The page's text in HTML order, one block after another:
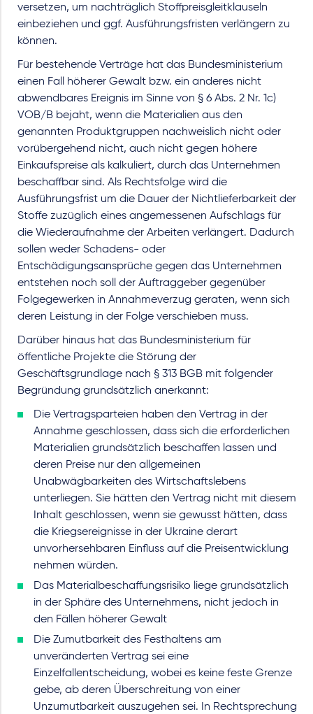
versetzen, um nachträglich Stoffpreisgleitklauseln
einbeziehen und ggf. Ausführungsfristen verlängern zu
können.
Für bestehende Verträge hat das Bundesministerium
einen Fall höherer Gewalt bzw. ein anderes nicht
abwendbares Ereignis im Sinne von § 6 Abs. 2 Nr. 1c)
VOB/B bejaht, wenn die Materialien aus den
genannten Produktgruppen nachweislich nicht oder
vorübergehend nicht, auch nicht gegen höhere
Einkaufspreise als kalkuliert, durch das Unternehmen
beschaffbar sind. Als Rechtsfolge wird die
Ausführungsfrist um die Dauer der Nichtlieferbarkeit der
Stoffe zuzüglich eines angemessenen Aufschlags für
die Wiederaufnahme der Arbeiten verlängert. Dadurch
sollen weder Schadens- oder
Entschädigungsansprüche gegen das Unternehmen
entstehen noch soll der Auftraggeber gegenüber
Folgegewerken in Annahmeverzug geraten, wenn sich
deren Leistung in der Folge verschieben muss.
Darüber hinaus hat das Bundesministerium für
öffentliche Projekte die Störung der
Geschäftsgrundlage nach § 313 BGB mit folgender
Begründung grundsätzlich anerkannt:
Die Vertragsparteien haben den Vertrag in der
Annahme geschlossen, dass sich die erforderlichen
Materialien grundsätzlich beschaffen lassen und
deren Preise nur den allgemeinen
Unabwägbarkeiten des Wirtschaftslebens
unterliegen. Sie hätten den Vertrag nicht mit diesem
Inhalt geschlossen, wenn sie gewusst hätten, dass
die Kriegsereignisse in der Ukraine derart
unvorhersehbaren Einfluss auf die Preisentwicklung
nehmen würden.
Das Materialbeschaffungsrisiko liege grundsätzlich
in der Sphäre des Unternehmens, nicht jedoch in
den Fällen höherer Gewalt
Die Zumutbarkeit des Festhaltens am
unveränderten Vertrag sei eine
Einzelfallentscheidung, wobei es keine feste Grenze
gebe, ab deren Überschreitung von einer
Unzumutbarkeit auszugehen sei. In Rechtsprechung